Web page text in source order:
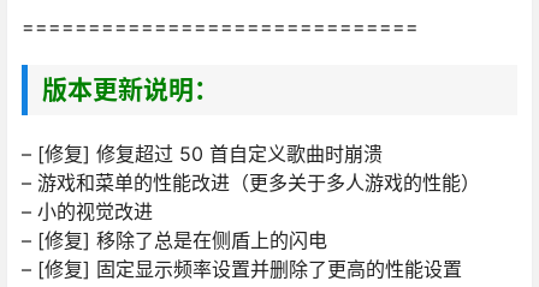
==============================
版本更新说明：
– [修复] 修复超过 50 首自定义歌曲时崩溃
– 游戏和菜单的性能改进（更多关于多人游戏的性能）
– 小的视觉改进
– [修复] 移除了总是在侧盾上的闪电
– [修复] 固定显示频率设置并删除了更高的性能设置